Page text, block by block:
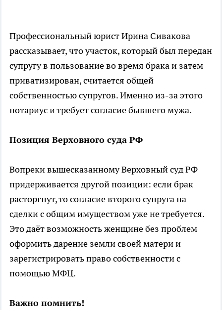
Профессиональный юрист Ирина Сивакова
рассказывает, что участок, который был передан
супругу в пользование во время брака и затем
приватизирован, считается общей
собственностью супругов. Именно из-за этого
нотариус и требует согласие бывшего мужа.
Позиция Верховного суда РФ
Вопреки вышесказанному Верховный суд РФ
придерживается другой позиции: если брак
расторгнут, то согласие второго супруга на
сделки с общим имуществом уже не требуется.
Это даёт возможность женщине без проблем
оформить дарение земли своей матери и
зарегистрировать право собственности с
помощью МФЦ.
Важно помнить!